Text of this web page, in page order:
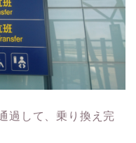
過して、乗り換え完